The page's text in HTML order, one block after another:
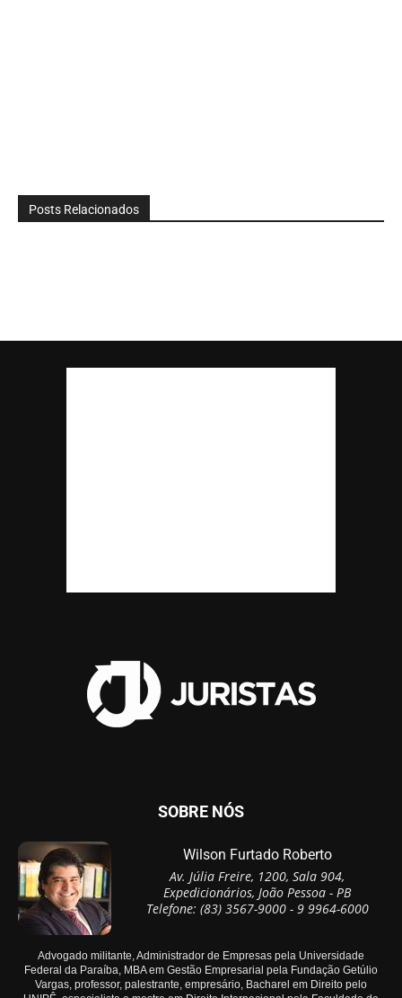
Posts Relacionados
SOBRE NÓS
Wilson Furtado Roberto
Av. Júlia Freire, 1200, Sala 904,
Expedicionários, João Pessoa - PB
Telefone: (83) 3567-9000 - 9 9964-6000
Advogado militante, Administrador de Empresas pela Universidade
Federal da Paraíba, MBA em Gestão Empresarial pela Fundação Getúlio
Vargas, professor, palestrante, empresário, Bacharel em Direito pelo